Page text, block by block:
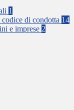
1
di condotta 14
e imprese 2